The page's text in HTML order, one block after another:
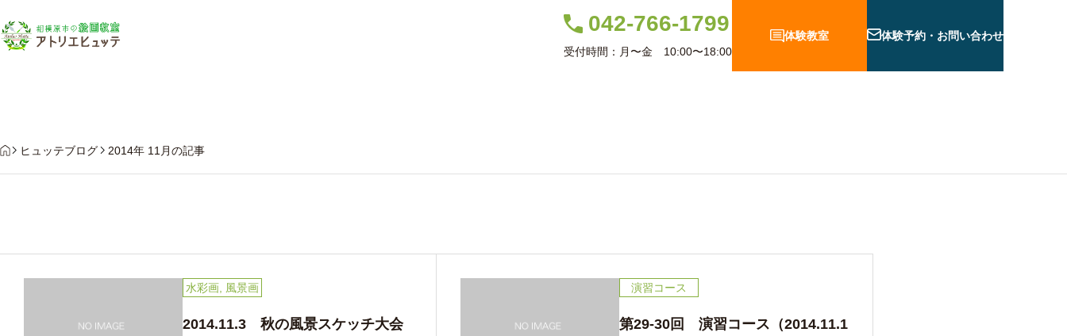
042-766-1799
受付時間：月〜金 10:00〜18:00
体験教室 体験予約・お問い合わせ
森の中の人 F12
HOME
ヒュッテブログ 2014年 11月の記事
水彩画 風景画
2014.11.3 秋の風景スケッチ大会
演習コース
第29-30回 演習コース（2014.11.1